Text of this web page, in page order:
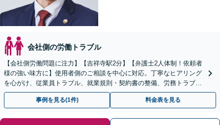
会社側の労働トラブル
【会社側労働問題に注力】【吉祥寺駅2分】【弁護士2人体制！依頼者
様の強い味方に】使用者側のご相談を中心に対応。丁寧なヒアリング
を心がけ、従業員トラブル、就業規則・契約書の整備、労務トラブル
の早期解決に努めます。
事例を見る(1件) 料金表を見る